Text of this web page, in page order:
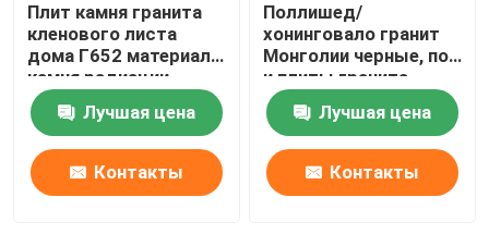
Плит камня гранита
кленового листа
дома Г652 материал
камня радиации
красных низкий
Лучшая цена
Контакты
Поллишед/
хонинговало гранит
Монголии черные, пол
и плиты гранита
оформления
Лучшая цена
Контакты